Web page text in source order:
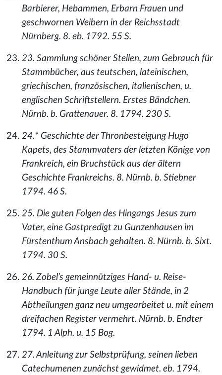
Barbierer, Hebammen, Erbarn Frauen und
geschwornen Weibern in der Reichsstadt
Nürnberg. 8. eb. 1792. 55 S.
23. Sammlung schöner Stellen, zum Gebrauch für
Stammbücher, aus teutschen, lateinischen,
griechischen, französischen, italienischen, u.
englischen Schriftstellern. Erstes Bändchen.
Nürnb. b. Grattenauer. 8. 1794. 230 S.
24.* Geschichte der Thronbesteigung Hugo
Kapets, des Stammvaters der letzten Könige von
Frankreich, ein Bruchstück aus der ältern
Geschichte Frankreichs. 8. Nürnb. b. Stiebner
1794. 46 S.
25. Die guten Folgen des Hingangs Jesus zum
Vater, eine Gastpredigt zu Gunzenhausen im
Fürstenthum Ansbach gehalten. 8. Nürnb. b. Sixt.
1794. 30 S.
26. Zobel’s gemeinnütziges Hand- u. Reise-
Handbuch für junge Leute aller Stände, in 2
Abtheilungen ganz neu umgearbeitet u. mit einem
dreifachen Register vermehrt. Nürnb. b. Endter
1794. 1 Alph. u. 15 Bog.
27. Anleitung zur Selbstprüfung, seinen lieben
Catechumenen zunächst gewidmet. eb. 1794.